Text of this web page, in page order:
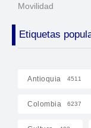
Movilidad
Etiquetas
Antioquia 4511
Colombia 6237